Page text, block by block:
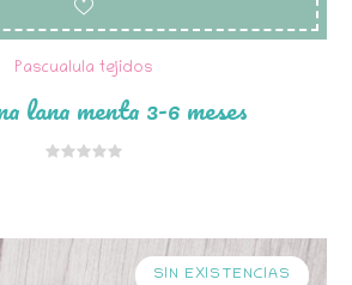
Pascualula tejidos
lana menta 3-6 meses
SIN EXISTENCIAS